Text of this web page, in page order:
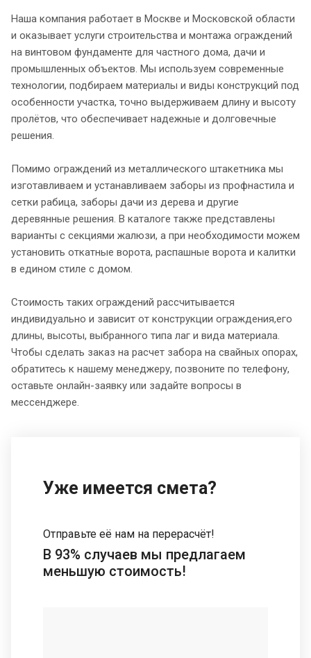
Наша компания работает в Москве и Московской области
и оказывает услуги строительства и монтажа ограждений
на винтовом фундаменте для частного дома, дачи и
промышленных объектов. Мы используем современные
технологии, подбираем материалы и виды конструкций под
особенности участка, точно выдерживаем длину и высоту
пролётов, что обеспечивает надежные и долговечные
решения.
Помимо ограждений из металлического штакетника мы
изготавливаем и устанавливаем заборы из профнастила и
сетки рабица, заборы дачи из дерева и другие
деревянные решения. В каталоге также представлены
варианты с секциями жалюзи, а при необходимости можем
установить откатные ворота, распашные ворота и калитки
в едином стиле с домом.
Стоимость таких ограждений рассчитывается
индивидуально и зависит от конструкции ограждения,его
длины, высоты, выбранного типа лаг и вида материала.
Чтобы сделать заказ на расчет забора на свайных опорах,
обратитесь к нашему менеджеру, позвоните по телефону,
оставьте онлайн-заявку или задайте вопросы в
мессенджере.
Уже имеется смета?
Отправьте её нам на перерасчёт!
В 93% случаев мы предлагаем
меньшую стоимость!